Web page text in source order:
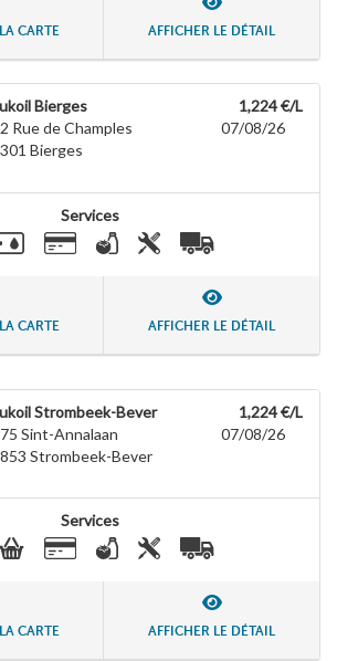
CARTE AFFICHER LE DÉTAIL
Bierges
Rue de Champles
Bierges
1,224 €/L
07/08/26
Services
CARTE AFFICHER LE DÉTAIL
Strombeek-Bever
Sint-Annalaan
Strombeek-Bever
1,224 €/L
07/08/26
Services
CARTE AFFICHER LE DÉTAIL